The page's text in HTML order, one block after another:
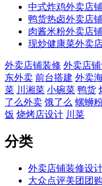
中式炸鸡外卖店
鸭货热卤外卖店
肉酱米粉外卖店
现炒健康菜外卖
外卖店铺装修 外卖店
东外卖 前台搭建 外卖
菜 川湘菜 小碗菜 鸭货
了么外卖 饿了么 螺蛳
饭 烧烤店设计 川菜
分类
外卖店铺装修设
大众点评美团团